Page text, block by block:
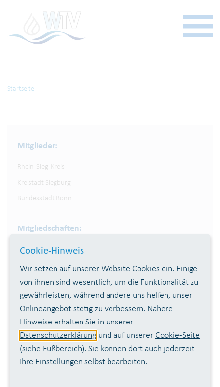
Startseite
Mitglieder:
Rhein-Sieg-Kreis
Kreistadt Siegburg
Bundesstadt Bonn
Mitgliedschaften:
AGW ATT BDEW DVGW
02241 / 128-0
8 bis 16 Uhr, freitags bis 12:30 Uhr
Rufbereitschaft für Notfälle rund um die Uhr
Cookie-Hinweis
Wir setzen auf unserer Website Cookies ein. Einige
von ihnen sind wesentlich, um die Funktionalität zu
gewährleisten, während andere uns helfen, unser
Onlineangebot stetig zu verbessern. Nähere
Hinweise erhalten Sie in unserer
Datenschutzerklärung und auf unserer Cookie-Seite
(siehe Fußbereich). Sie können dort auch jederzeit
Ihre Einstellungen selbst bearbeiten.